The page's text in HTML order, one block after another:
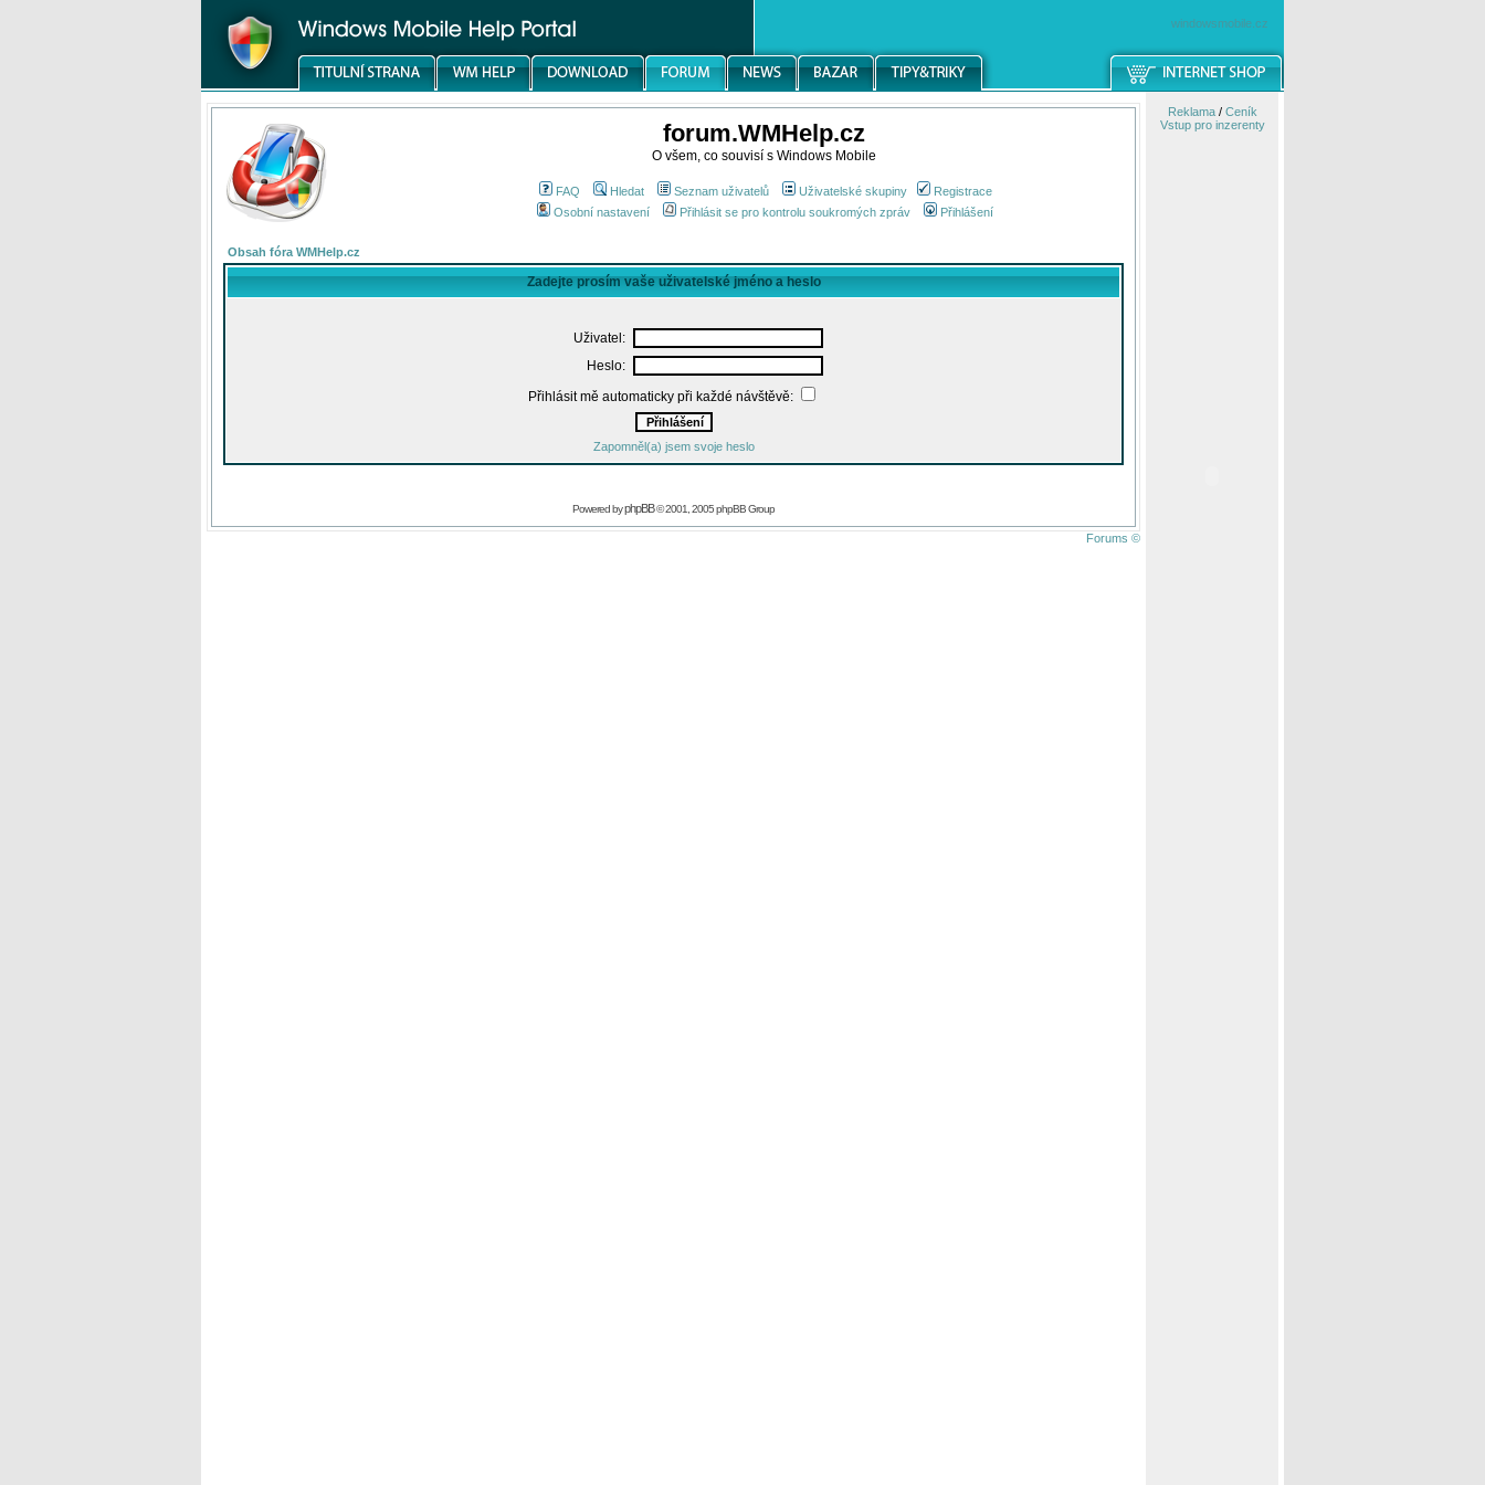
windowsmobile.cz
forum.WMHelp.cz
O všem, co souvisí s Windows Mobile
FAQ Hledat Seznam uživatelů Uživatelské skupiny
Registrace
Osobní nastavení
Přihlásit se pro kontrolu soukromých zpráv Přihlášení
Obsah fóra WMHelp.cz
Zadejte prosím vaše uživatelské jméno a heslo
Uživatel:
Heslo:
Přihlásit mě automaticky při každé návštěvě:
Zapomněl(a) jsem svoje heslo
Powered byphpBB© 2001, 2005 phpBB Group
Forums ©
Reklama/ Ceník
Vstup pro inzerenty